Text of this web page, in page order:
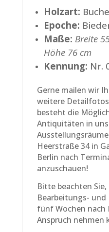
Holzart: Buche
Epoche:
Maße: Breite
Höhe 76 cm
Kennung: Nr.
Gerne mailen wir
weitere
besteht die
Antiquitäten in
Heerstraße 34 in
Berlin nach
anzuschauen!
Bitte beachten Sie,
Bearbeitungs- und
fünf Wochen nach
Anspruch nehmen